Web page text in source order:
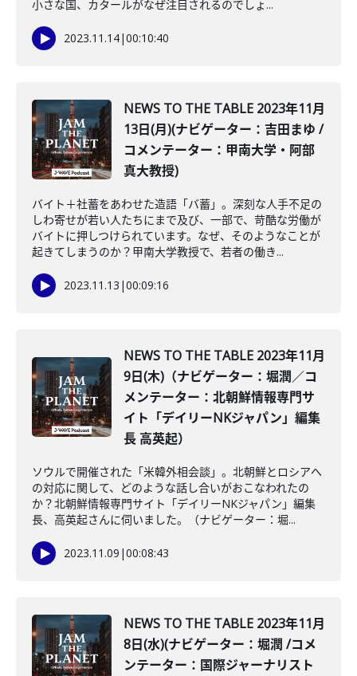
小さな国、カタールがなぜ注目されるのでしょ...
2023.11.14|00:10:40
NEWS TO THE TABLE 2023年11月
13日(月)(ナビゲーター：吉田まゆ /
コメンテーター：甲南大学・阿部
真大教授)
バイト＋社蓄をあわせた造語「バ蓄」。深刻な人手不足の
しわ寄せが若い人たちにまで及び、一部で、苛酷な労働が
バイトに押しつけられています。なぜ、そのようなことが
起きてしまうのか？甲南大学教授で、若者の働き...
2023.11.13 |00:09:16
NEWS TO THE TABLE 2023年11月
9日(木)（ナビゲーター：堀潤／コ
メンテーター：北朝鮮情報専門サ
イト「デイリーNKジャパン」編集
長 高英起）
ソウルで開催された「米韓外相会談」。北朝鮮とロシアへ
の対応に関して、どのような話し合いがおこなわれたの
か？北朝鮮情報専門サイト「デイリーNKジャパン」編集
長、高英起さんに伺いました。（ナビゲーター：堀...
2023.11.09 |00:08:43
NEWS TO THE TABLE 2023年11月
8日(水)(ナビゲーター：堀潤 /コメ
ンテーター：国際ジャーナリスト